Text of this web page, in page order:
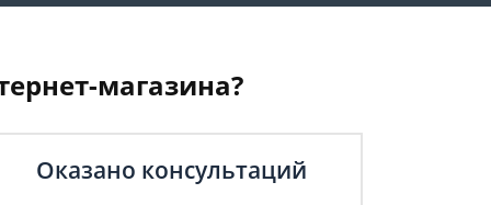
магазина?
Оказано консультаций